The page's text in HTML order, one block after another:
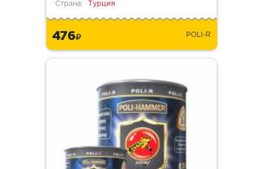
Страна:
Турция
476 POLI-R